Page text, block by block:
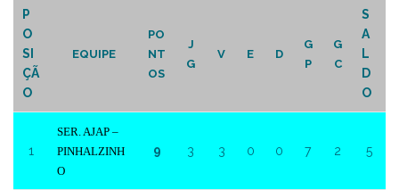
P
O
SI
ÇÃ
O
EQUIPE
PO
NT
OS
J
G
V E D
G
P
G
C
S
A
L
D
O
1
SER. AJAP –
PINHALZINH
O
9 3 3 0 0 7 2 5